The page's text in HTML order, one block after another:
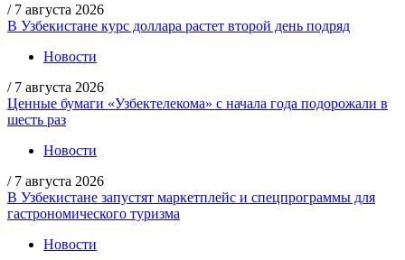
/ 7 августа 2026
В Узбекистане курс доллара растет второй день подряд
Новости
/ 7 августа 2026
Ценные бумаги «Узбектелекома» с начала года подорожали в
шесть раз
Новости
/ 7 августа 2026
В Узбекистане запустят маркетплейс и спецпрограммы для
гастрономического туризма
Новости